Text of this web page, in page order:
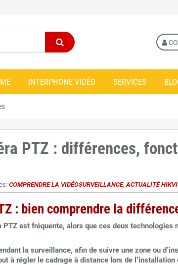
INTERPHONE VIDÉO SERVICES
PTZ : différences,
COMPRENDRE LA VIDÉOSURVEILLANCE,ACTUALITÉ
: bien comprendre la
est fréquente, alors que ces deux technologies
la surveillance, afin de suivre une zone ou
à régler le cadrage à distance lors de l’installation